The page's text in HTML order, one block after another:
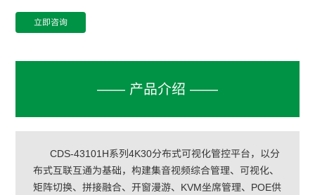
立即咨询
—— 产品介绍 ——
CDS-43101H系列4K30分布式可视化管控平台，以分
布式互联互通为基础，构建集音视频综合管理、可视化、
矩阵切换、拼接融合、开窗漫游、KVM坐席管理、POE供